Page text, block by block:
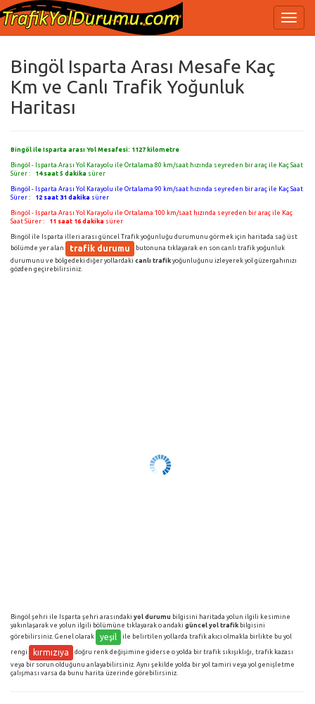
Bingöl Isparta Arası Mesafe Kaç
Km ve Canlı Trafik Yoğunluk
Haritası
Bingöl ile Isparta arası Yol Mesafesi: 1127 kilometre
Bingöl - Isparta Arası Yol Karayolu ile Ortalama 80 km/saat hızında seyreden bir araç ile Kaç Saat
Sürer :
14 saat 5 dakika sürer
Bingöl - Isparta Arası Yol Karayolu ile Ortalama 90 km/saat hızında seyreden bir araç ile Kaç Saat
Sürer :
12 saat 31 dakika sürer
Bingöl - Isparta Arası Yol Karayolu ile Ortalama 100 km/saat hızında seyreden bir araç ile Kaç
Saat Sürer :
11 saat 16 dakika sürer
Bingöl ile Isparta illeri arası güncel Trafik yoğunluğu durumunu görmek için haritada sağ üst
bölümde yer alan
trafik durumu
butonuna tıklayarak en son canlı trafik yoğunluk
durumunu ve bölgedeki diğer yollardaki canlı trafik yoğunluğunu izleyerek yol güzergahınızı
gözden geçirebilirsiniz.
Bingöl şehri ile Isparta şehri arasındaki yol durumu bilgisini haritada yolun ilgili kesimine
yakınlaşarak ve yolun ilgili bölümüne tıklayarak o andaki güncel yol trafik bilgisini
görebilirsiniz. Genel olarak
yeşil ile belirtilen yollarda trafik akıcı olmakla birlikte bu yol
rengi kırmızıya
doğru renk değişimine giderse o yolda bir trafik sıkışıklığı, trafik kazası
veya bir sorun olduğunu anlayabilirsiniz. Aynı şekilde yolda bir yol tamiri veya yol genişletme
çalışması varsa da bunu harita üzerinde görebilirsiniz.